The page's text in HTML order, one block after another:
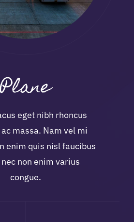
Plane
eget nibh rhoncus
massa. Nam vel mi
enim quis nisl faucibus
non enim varius
congue.